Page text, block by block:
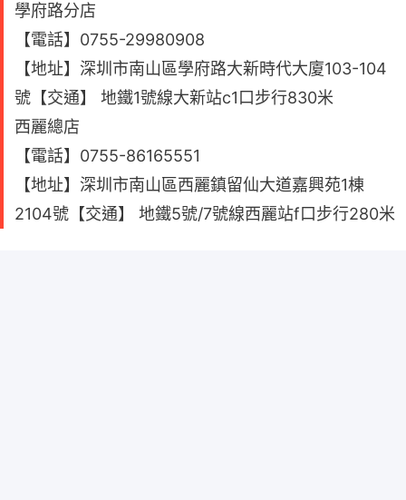
學府路分店
【電話】0755-29980908
【地址】深圳市南山區學府路大新時代大廈103-104
號【交通】 地鐵1號線大新站c1口步行830米
西麗總店
【電話】0755-86165551
【地址】深圳市南山區西麗鎮留仙大道嘉興苑1棟
2104號【交通】 地鐵5號/7號線西麗站f口步行280米